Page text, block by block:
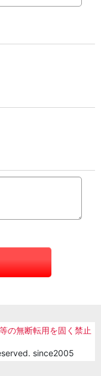
の無断転用を固く禁止
since2005